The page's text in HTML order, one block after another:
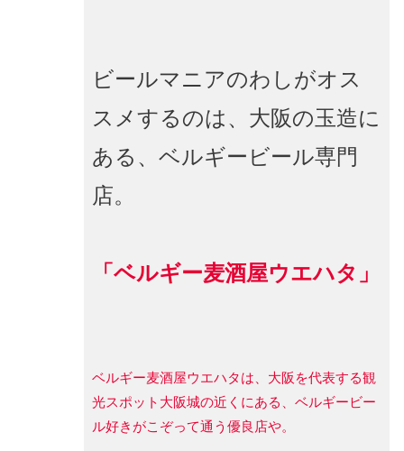
ビールマニアのわしがオス
スメするのは、大阪の玉造に
ある、ベルギービール専門
店。
「ベルギー麦酒屋ウエハタ」
ベルギー麦酒屋ウエハタは、大阪を代表する観
光スポット大阪城の近くにある、ベルギービー
ル好きがこぞって通う優良店や。